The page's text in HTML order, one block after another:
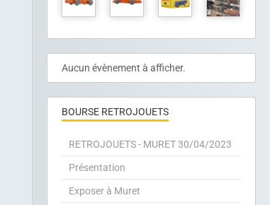
Aucun évènement à afficher.
BOURSE RETROJOUETS
RETROJOUETS - MURET 30/04/2023
Présentation
Exposer à Muret